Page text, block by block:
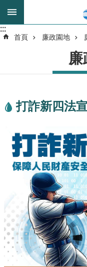
跳到主要內容區塊
進
我
身
是
息
機
關
:::
:::
首頁 廉政園地
打詐新四法